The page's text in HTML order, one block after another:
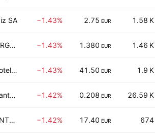
SA −1.43% 2.75 EUR 1.58 K
LARGO SA −1.43% 1.380 EUR 1.46 K
Infotel SA −1.43% 41.50 EUR 1.9 K
Acanthe Developpement SA −1.42% 0.208 EUR 26.59 K
VENTE-UNIQUE.COM −1.42% 17.40 EUR 674